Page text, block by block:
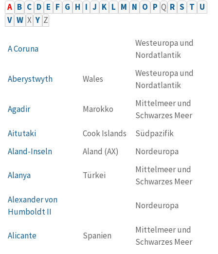
A B C D E F G H I J K L M N O P Q R S T U
V W X Y Z
A Coruna
Westeuropa und
Nordatlantik
Aberystwyth Wales
Westeuropa und
Nordatlantik
Agadir Marokko
Mittelmeer und
Schwarzes Meer
Aitutaki
Cook Islands
Südpazifik
Aland-Inseln
Aland (AX) Nordeuropa
Alanya Türkei
Mittelmeer und
Schwarzes Meer
Alexander von
Humboldt II
Nordeuropa
Alicante Spanien
Mittelmeer und
Schwarzes Meer